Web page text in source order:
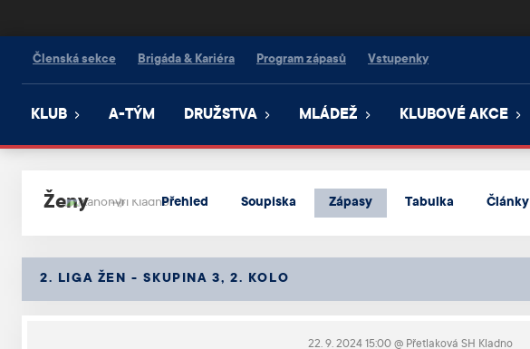
Členská sekce Brigáda & Kariéra Program zápasů Vstupenky
KLUB A-TÝM DRUŽSTVA MLÁDEŽ KLUBOVÉ AKCE
Ženy Přehled Soupiska Zápasy Tabulka Články
2. LIGA ŽEN - SKUPINA 3, 2. KOLO
22. 9. 2024 15:00@ Přetlaková SH Kladno